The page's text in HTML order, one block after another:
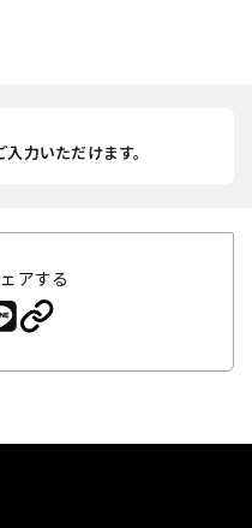
力いただけます。
アする